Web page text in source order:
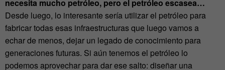
necesita mucho petróleo, pero el petróleo escasea…
Desde luego, lo interesante sería utilizar el petróleo para
fabricar todas esas infraestructuras que luego vamos a
echar de menos, dejar un legado de conocimiento para
generaciones futuras. Si aún tenemos el petróleo lo
podemos aprovechar para dar ese salto: diseñar una